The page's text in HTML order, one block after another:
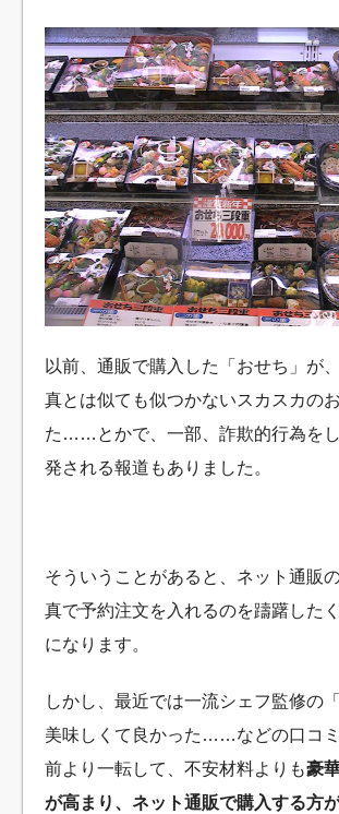
以前、通販で購入した「おせち」が
真とは似ても似つかないスカスカの
た……とかで、一部、詐欺的行為を
発される報道もありました。
そういうことがあると、ネット通販
真で予約注文を入れるのを躊躇した
になります。
しかし、最近では一流シェフ監修の
美味しくて良かった……などの口コ
前より一転して、不安材料よりも豪
が高まり、ネット通販で購入する方